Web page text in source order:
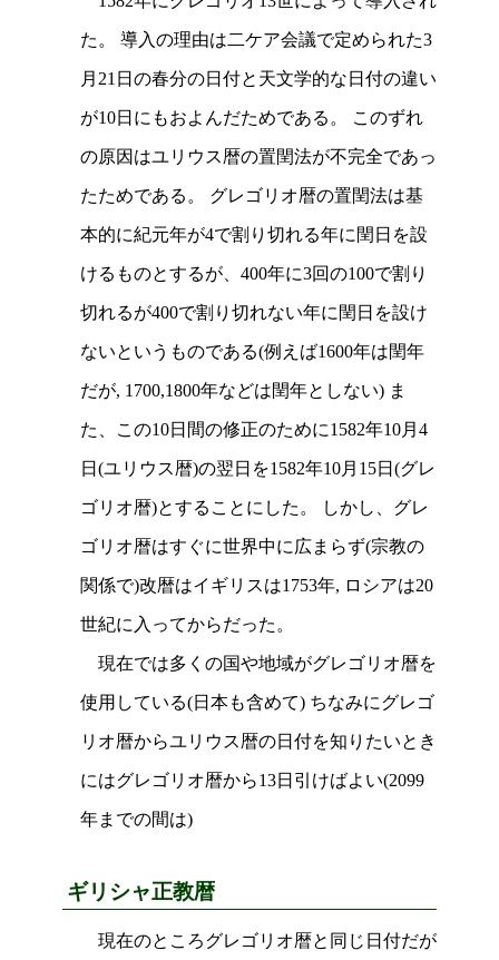
た。 導入の理由は二ケア会議で定められた3
月21日の春分の日付と天文学的な日付の違い
が10日にもおよんだためである。 このずれ
の原因はユリウス暦の置閏法が不完全であっ
たためである。 グレゴリオ暦の置閏法は基
本的に紀元年が4で割り切れる年に閏日を設
けるものとするが、400年に3回の100で割り
切れるが400で割り切れない年に閏日を設け
ないというものである(例えば1600年は閏年
だが, 1700,1800年などは閏年としない) ま
た、この10日間の修正のために1582年10月4
日(ユリウス暦)の翌日を1582年10月15日(グレ
ゴリオ暦)とすることにした。 しかし、グレ
ゴリオ暦はすぐに世界中に広まらず(宗教の
関係で)改暦はイギリスは1753年, ロシアは20
世紀に入ってからだった。
現在では多くの国や地域がグレゴリオ暦を
使用している(日本も含めて) ちなみにグレゴ
リオ暦からユリウス暦の日付を知りたいとき
にはグレゴリオ暦から13日引けばよい(2099
年までの間は)
ギリシャ正教暦
現在のところグレゴリオ暦と同じ日付だが